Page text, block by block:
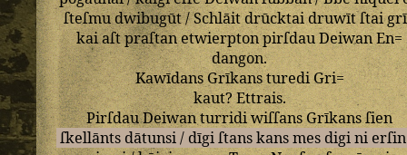
ſteſmudwibugūt/Schlāitdrūcktai druwītſtai
kaiaſt praſtan etwierptonpirſdau DeiwanEn=
dangon.
KawīdansGrīkansturediGri=
kaut?Ettrais.
PirſdauDeiwanturridiwiſſans Grīkans ſien
ſkellānts dātunsi/ dīgi ſtans kans mes digi ni